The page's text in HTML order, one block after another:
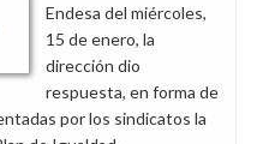
Endesa del miércoles,
15 de enero, la
dirección dio
respuesta, en forma de
por los sindicatos la